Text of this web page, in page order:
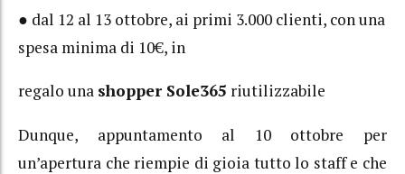
● dal 12 al 13 ottobre, ai primi 3.000 clienti, con una
spesa minima di 10€, in
regalo una shopper Sole365 riutilizzabile
Dunque, appuntamento al 10 ottobre per
un’apertura che riempie di gioia tutto lo staff e che